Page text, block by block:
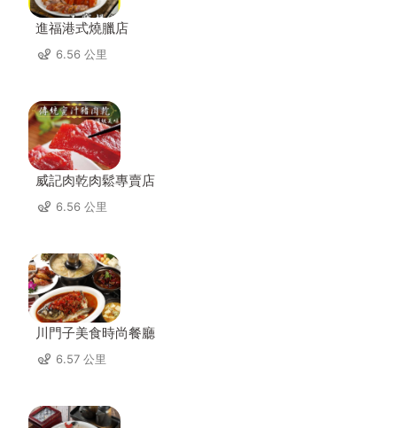
進福港式燒臘店
6.56 公里
威記肉乾肉鬆專賣店
6.56 公里
川門子美食時尚餐廳
6.57 公里